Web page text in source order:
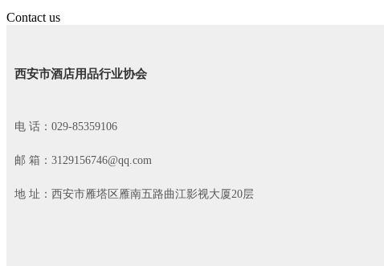
Contact us
西安市酒店用品行业协会
电 话：029-85359106
邮 箱：3129156746@qq.com
地 址：西安市雁塔区雁南五路曲江影视大厦20层